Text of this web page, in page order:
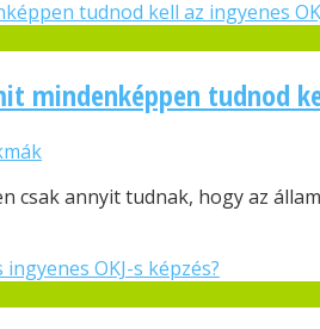
mindenképpen tudnod
csak annyit tudnak, hogy az